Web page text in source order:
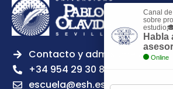
Contacto y admisiones
+34 954 29 30 81
escuela@esh.es
Canal
sobre
Habla
Online